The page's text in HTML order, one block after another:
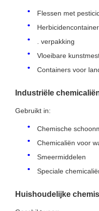
Flessen met
. verpakking
Vloeibare
Containers voor
Industriële
Gebruikt in:
Chemische
Chemicaliën voor
Smeermiddelen
Speciale
Huishoudelijke